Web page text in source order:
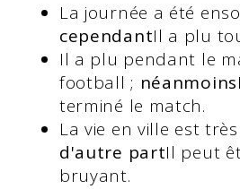
La journée a été
cependantIl a plu
Il a plu pendant le
football ; néanmoins
terminé le match.
La vie en ville est
d'autre partIl peut
bruyant.